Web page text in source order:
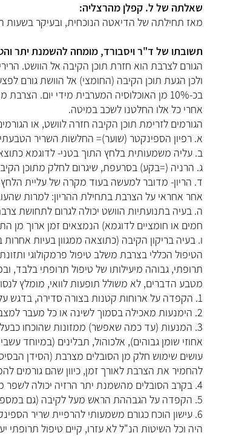
שאלתה של ל. קפלן מהרצליה:
מאז תחילתה של הדיאטה הנוכחית, ובעיקר בשעות
תשובתו של ד"ר ויסבורד, מומחה להשמנת יתר
הגורם לצרבת הוא חזרת תוכן הקיבה אל הוושט.
ולכן הגעת תוכן הקיבה (החומצי) אל הוושת גורם
בכ-10% מן האוכלוסיה המערבית מידי יום.
אחרי כל אלו החלטנו לשכב במיטה.
הגורמים לזרימת תוכן הקיבה חזרה לוושט, או
א. רפיון הספינקטר (שוער)= החלשות השריר
ב. עליה משמעותית בלחץ התוך בטני- לדוגמא
ג. הרניה (=בקע) בסרעפת, שיגרום לחלק מתוכן
ד. הריון- מדובר למעשה בעוד מקרה של עליית
אחר אחראי על הצרבת בתחילת ההריון: למרות
ה. בעיה בתנועתיות הוושט יכולה לגרום לתחושת
חמים או חומציים לדוגמא) הנמצאים זמן ארוך מן
ו. בעיה בריקון הקיבה (כתוצאה ממגוון בעיות
הטיפול הכללי בצרבת משלב טיפול פרמקולוגי
תרופתי, גבוהה מיעילותו של טיפול תרופתי בלבד,
מטבע הדברים, לא משולל תופעות לוואי, מומלץ
1. הקפדה על ארוחות קטנות בצורה סדירה, בדגש על לעיסה כראוי והמנעות משתיה בזמן האוכל.
2. הימנעות מאכילה בסמוך לשינה או כל מעבר למצב מאוזן.
3. המנעות (עד כמה שאפשר) ממזונות שהוכחו
אחוזי שומן גבוהים), אלכוהול, תבלינים (במיוחד
עושים שימוש חלק מן הסובלים מצרבת (הסידן
להחמיר את הצרבת לאורך זמן, כיוון שהם גורמים
4. בקרב הסובלים מהשמנת יתר הרזיה יכולה לשפר משמעותית את שכיחות וחומרת הצרבת.
5. הקפדה על הגבההת הראש מעל לקיבה (גם במספר ס"מ בודדים, כמו על ידי כרית) יכולה לשפר משמעותית את שכיחות הצרבת.
6. עישון הוכח כגורם משמעותי להרפיית שריר הספינקטר, ולכן הפסקת עישון יכולה לעזור מאוד לסובלים מצרבת.
היה וכל השיטות הנ"ל לא עזרו, קיים טיפול תרופתי